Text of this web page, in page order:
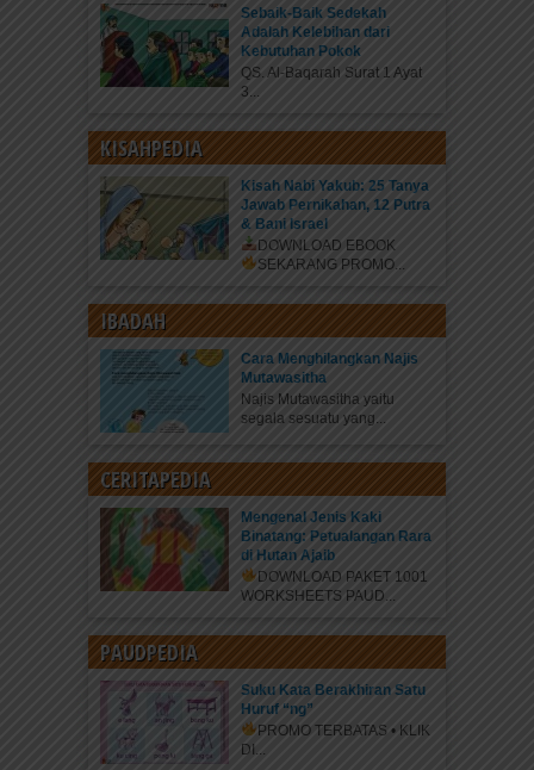
Sebaik-Baik Sedekah
Adalah Kelebihan dari
Kebutuhan Pokok
QS. Al-Baqarah Surat 1 Ayat
3...
KISAHPEDIA
Kisah Nabi Yakub: 25 Tanya
Jawab Pernikahan, 12 Putra
& Bani Israel
DOWNLOAD EBOOK
SEKARANG PROMO...
IBADAH
Cara Menghilangkan Najis
Mutawasitha
Najis Mutawasitha yaitu
segala sesuatu yang...
CERITAPEDIA
Mengenal Jenis Kaki
Binatang: Petualangan Rara
di Hutan Ajaib
DOWNLOAD PAKET 1001
WORKSHEETS PAUD...
PAUDPEDIA
Suku Kata Berakhiran Satu
Huruf “ng”
PROMO TERBATAS • KLIK
DI...